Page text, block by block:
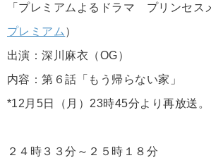
「プレミアムよるドラマ プリンセス
プレミアム ）
出演：深川麻衣（OG）
内容：第６話「もう帰らない家」
*12月5日（月）23時45分より再放送。
２４時３３分～２５時１８分